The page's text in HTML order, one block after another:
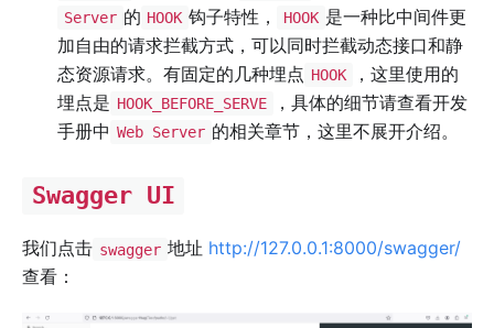
Server 的 HOOK 钩子特性， HOOK 是一种比中间件更
加自由的请求拦截方式，可以同时拦截动态接口和静
态资源请求。有固定的几种埋点 HOOK
，这里使用的
埋点是 HOOK_BEFORE_SERVE
，具体的细节请查看开发
手册中 Web Server 的相关章节，这里不展开介绍。
Swagger UI
我们点击 swagger 地址 http://127.0.0.1:8000/swagger/
查看：